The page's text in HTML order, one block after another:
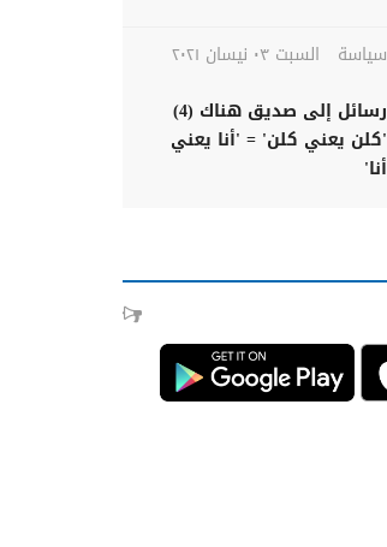
سياسة
السبت ٠٣ نيسان ٢٠٢١
رسائل إلى صديق هناك (4)
'كلن يعني كلن' = 'أنا يعني
أنا'